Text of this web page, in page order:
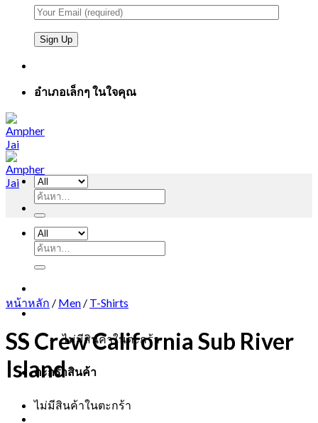
อำเภอเล็กๆ ในใจคุณ
ค้นหา:
ไม่มีสินค้าในตะกร้า
ตะกร้าสินค้า
ไม่มีสินค้าในตะกร้า
ค้นหา:
หน้าหลัก / Men / T-Shirts
SS Crew California Sub River
Island